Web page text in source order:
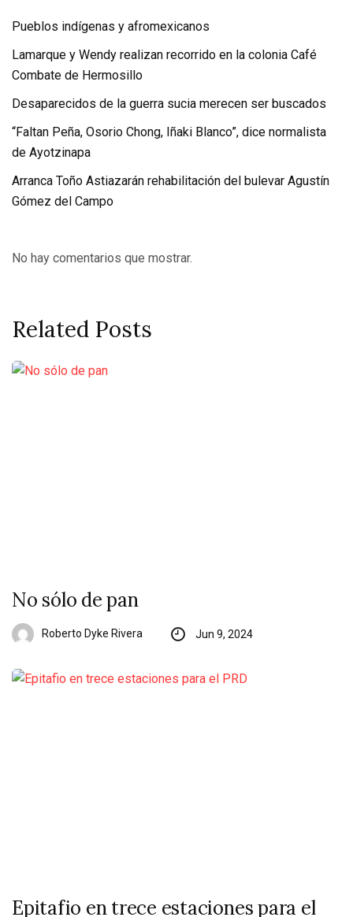
Pueblos indígenas y afromexicanos
Lamarque y Wendy realizan recorrido en la colonia Café
Combate de Hermosillo
Desaparecidos de la guerra sucia merecen ser buscados
“Faltan Peña, Osorio Chong, Iñaki Blanco”, dice normalista
de Ayotzinapa
Arranca Toño Astiazarán rehabilitación del bulevar Agustín
Gómez del Campo
No hay comentarios que mostrar.
Related Posts
No sólo de pan
Roberto Dyke Rivera Jun 9, 2024
Epitafio en trece estaciones para el